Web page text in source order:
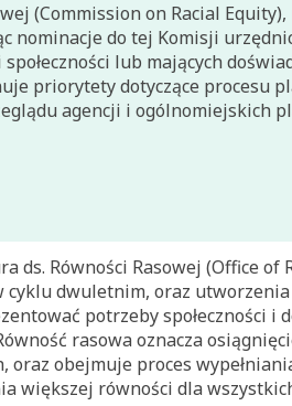
(Commission on Racial
nominacje do tej Komisji
lub mających
priorytety dotyczące procesu
agencji i ogólnomiejskich
ds. Równości Rasowej (Office of
dwuletnim, oraz utworzenia
potrzeby społeczności
rasowa oznacza
oraz obejmuje proces
większej równości dla